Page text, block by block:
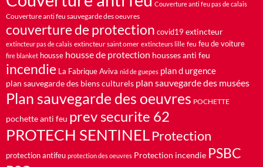
Couverture anti feu pas de calais
Couverture anti feu sauvegarde des oeuvres
couverture de protection covid19 extincteur
extincteur pas de calais extincteur saint omer extincteurs lille feu feu de voiture
fire blanket housse housse de protection housses anti feu
incendie La Fabrique Aviva nid de guepes plan d urgence
plan sauvegarde des biens culturels plan sauvegarde des musées
Plan sauvegarde des oeuvres POCHETTE
pochette anti feu prev securite 62
PROTECH SENTINELProtection
protection antifeu protection des oeuvres Protection incendie PSBC